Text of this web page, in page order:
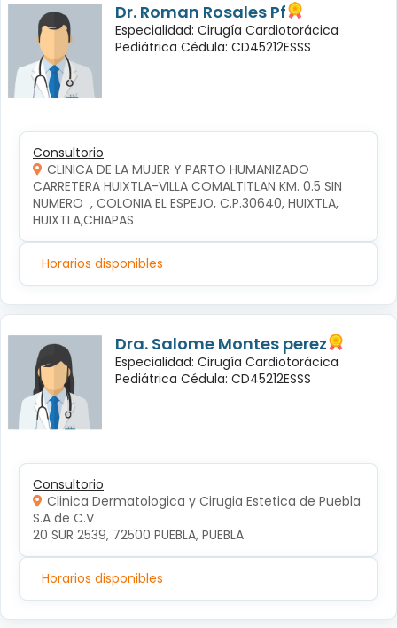
Dr. Roman Rosales Pf
Especialidad: Cirugía Cardiotorácica
Pediátrica Cédula: CD45212ESSS
Consultorio
CLINICA DE LA MUJER Y PARTO HUMANIZADO
CARRETERA HUIXTLA-VILLA COMALTITLAN KM. 0.5 SIN
NUMERO  , COLONIA EL ESPEJO, C.P.30640, HUIXTLA,
HUIXTLA,CHIAPAS
Horarios disponibles
Dra. Salome Montes perez
Especialidad: Cirugía Cardiotorácica
Pediátrica Cédula: CD45212ESSS
Consultorio
Clinica Dermatologica y Cirugia Estetica de Puebla
S.A de C.V
20 SUR 2539, 72500 PUEBLA, PUEBLA
Horarios disponibles